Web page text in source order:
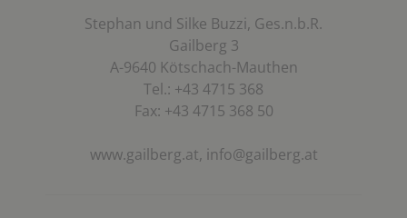
Stephan und Silke Buzzi, Ges.n.b.R.
Gailberg 3
A-9640 Kötschach-Mauthen
Tel.: +43 4715 368
Fax: +43 4715 368 50
www.gailberg.at, info@gailberg.at